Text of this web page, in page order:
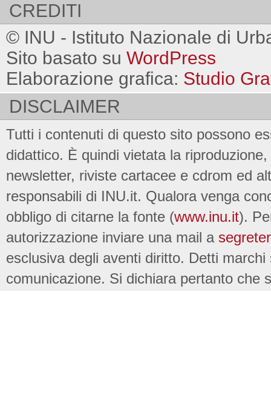
CREDITI
© INU - Istituto Nazionale di
Sito basato su WordPress
Elaborazione grafica: Studio
DISCLAIMER
Tutti i contenuti di questo sito possono
didattico. È quindi vietata la
newsletter, riviste cartacee e cdrom ed
responsabili di INU.it. Qualora venga
obbligo di citarne la fonte (www.inu.it).
autorizzazione inviare una mail a
esclusiva degli aventi diritto. Detti
comunicazione. Si dichiara pertanto che